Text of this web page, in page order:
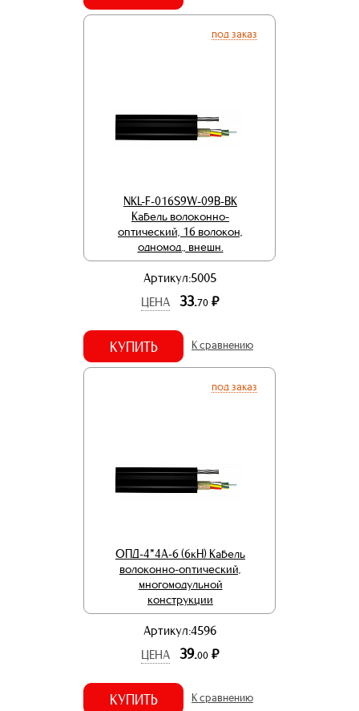
под заказ
NKL-F-016S9W-09B-BK
Кабель волоконно-
оптический, 16 волокон,
одномод., внешн.
Артикул:5005
ЦЕНА
33.70 р.
КУПИТЬ К сравнению
под заказ
ОПД-4*4А-6 (6кН) Кабель
волоконно-оптический,
многомодульной
конструкции
Артикул:4596
ЦЕНА
39.00 р.
КУПИТЬ К сравнению